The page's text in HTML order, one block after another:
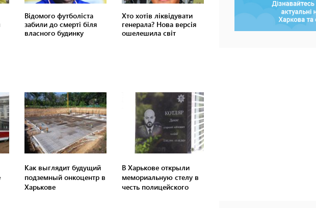
Как выглядит будущий
подземный онкоцентр в
Харькове
В Харькове открыли
мемориальную стелу в
честь полицейского